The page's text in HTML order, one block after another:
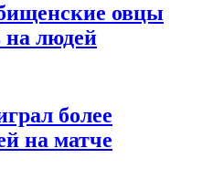
овцы
на людей
более
на матче